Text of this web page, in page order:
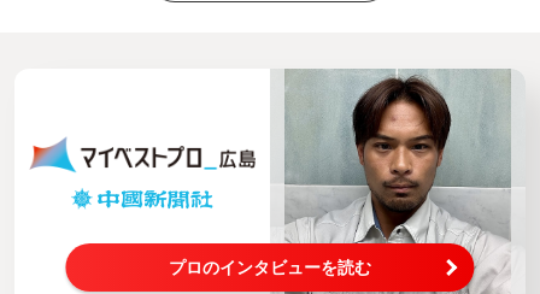
プロのインタビューを読む